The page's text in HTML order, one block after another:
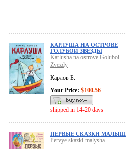
КАРЛУША НА ОСТРОВЕ
ГОЛУБОЙ ЗВЕЗДЫ
Karlusha na ostrove Goluboi
Zvezdy
Карлов Б.
Your Price: $100.56
shipped in 14-20 days
ПЕРВЫЕ СКАЗКИ
Pervye skazki malysha